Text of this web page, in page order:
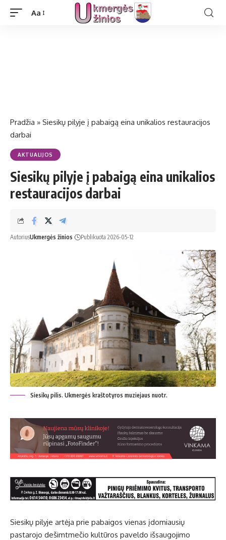
Aa
Pradžia » Siesikų pilyje į pabaigą eina unikalios restauracijos
darbai
AKTUALIJOS
Siesikų pilyje į pabaigą eina unikalios
restauracijos darbai
AutoriusUkmergės žinios Publikuota 2026-05-12
Siesikų pilis. Ukmergės kraštotyros muziejaus nuotr.
Siesikų pilyje artėja prie pabaigos vienas įdomiausių
pastarojo dešimtmečio kultūros paveldo išsaugojimo